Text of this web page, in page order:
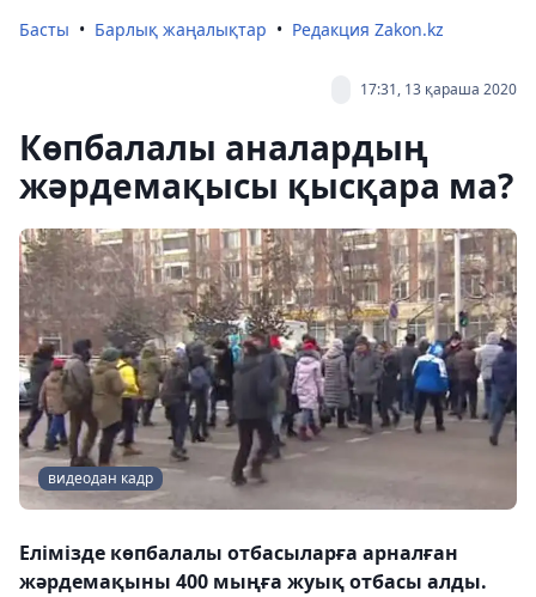
Басты Барлық жаңалықтар Редакция Zakon.kz
17:31, 13 қараша 2020
Көпбалалы аналардың
жәрдемақысы қысқара ма?
видеодан кадр
Елімізде көпбалалы отбасыларға арналған
жәрдемақыны 400 мыңға жуық отбасы алды.